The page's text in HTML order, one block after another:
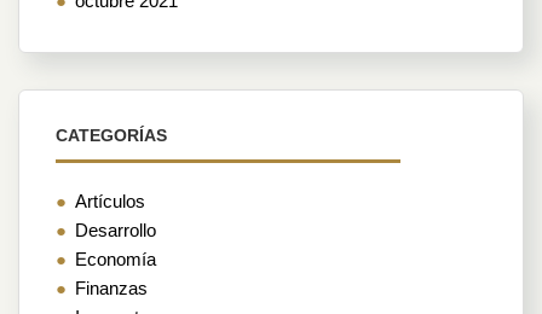
CATEGORÍAS
Artículos
Desarrollo
Economía
Finanzas